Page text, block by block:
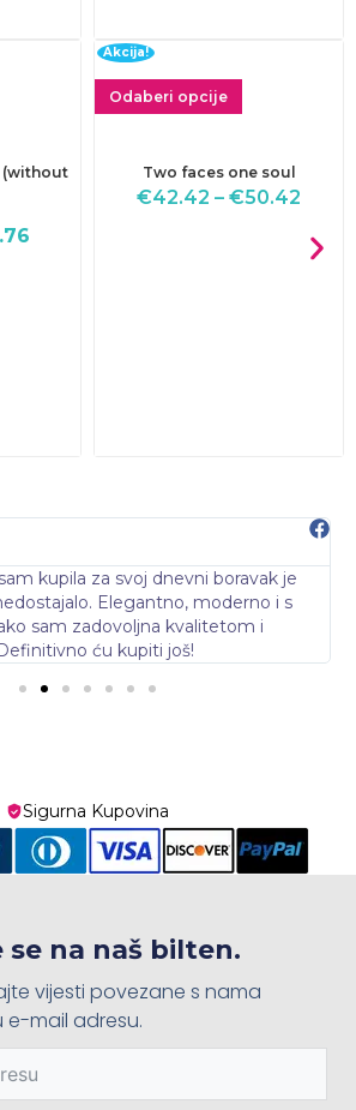
(without
Akcija!
Odaberi opcije
Two faces one soul
€42.42 – €50.42
kupila za svoj dnevni boravak je
Elegantno, moderno i s
sam zadovoljna kvalitetom i
ću kupiti još!
Sigurna Kupovina
na naš bilten.
vijesti povezane s nama
e-mail adresu.